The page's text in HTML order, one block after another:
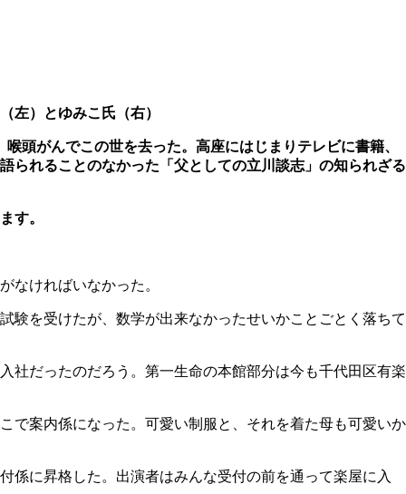
左）とゆみこ氏（右）
頭がんでこの世を去った。高座にはじまりテレビに書籍、
れることのなかった「父としての立川談志」の知られざる
す。
がなければいなかった。
験を受けたが、数学が出来なかったせいかことごとく落ちて
社だったのだろう。第一生命の本館部分は今も千代田区有楽
で案内係になった。可愛い制服と、それを着た母も可愛いか
係に昇格した。出演者はみんな受付の前を通って楽屋に入